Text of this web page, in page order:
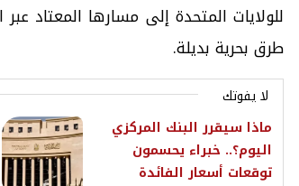
للولايات المتحدة إلى مسارها المعتاد
طرق بحرية بديلة.
لا يفوتك
ماذا سيقرر البنك المركزي
اليوم؟.. خبراء يحسمون
توقعات أسعار الفائدة